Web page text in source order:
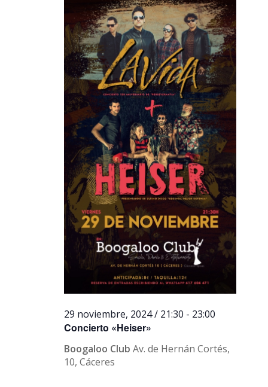
Concierto «Heiser»
29 noviembre, 2024 / 21:30 - 23:00
Boogaloo ClubAv. de Hernán Cortés,
10, Cáceres